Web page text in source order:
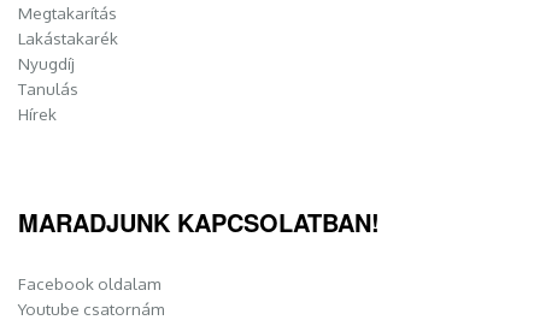
Megtakarítás
Lakástakarék
Nyugdíj
Tanulás
Hírek
MARADJUNK KAPCSOLATBAN!
Facebook oldalam
Youtube csatornám